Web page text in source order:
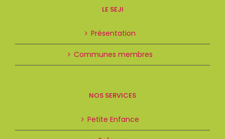
LE SEJI
Présentation
Communes membres
NOS SERVICES
Petite Enfance